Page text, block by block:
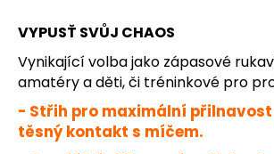
VYPUSŤ SVŮJ CHAOS
Vynikající volba jako zápasové
amatéry a děti, či tréninkové pro
- Střih pro maximální přilnavost
těsný kontakt s míčem.
u
j
e
m